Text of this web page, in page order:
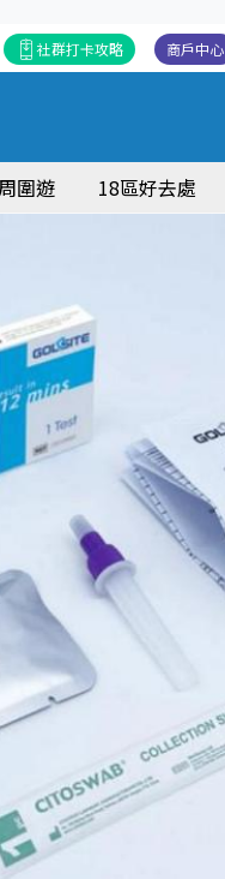
商戶中心
社群打卡攻略
圍遊 18區好去處